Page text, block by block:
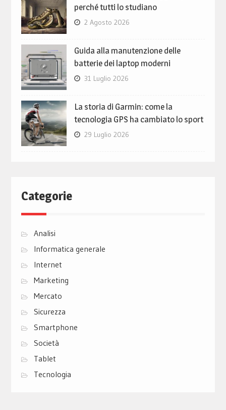
perché tutti lo studiano
2 Agosto 2026
Guida alla manutenzione delle
batterie dei laptop moderni
31 Luglio 2026
La storia di Garmin: come la
tecnologia GPS ha cambiato lo sport
29 Luglio 2026
Categorie
Analisi
Informatica generale
Internet
Marketing
Mercato
Sicurezza
Smartphone
Società
Tablet
Tecnologia